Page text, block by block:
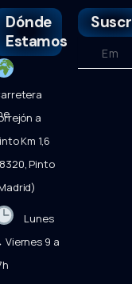
Dónde
Estamos
a
Km 1,6
Pinto
Lunes
Viernes 9 a